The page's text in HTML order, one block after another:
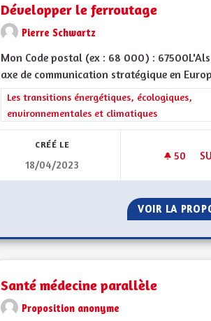
Développer le ferroutage
Pierre Schwartz
Mon Code postal (ex : 68 000) :
axe de communication stratégique en
Filtrer les résultats de la catégorie : Les
Les transitions énergétiques, écologiques,
environnementales et climatiques
CRÉÉ LE
18/04/2023
50 50
VOIR LA
Santé médecine parallèle
Proposition anonyme